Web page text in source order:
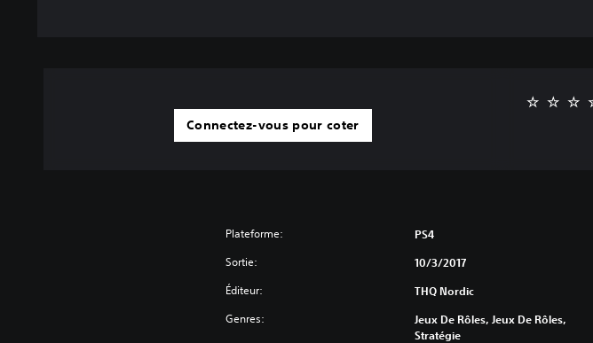
Connectez-vous pour coter
Plateforme: PS4
Sortie: 10/3/2017
Éditeur: THQ Nordic
Genres:
Jeux De Rôles, Jeux De Rôles,
Stratégie